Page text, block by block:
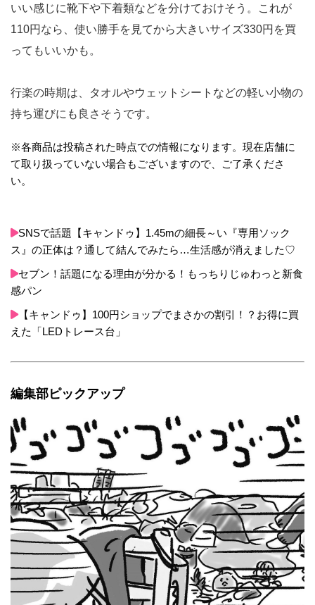
いい感じに靴下や下着類などを分けておけそう。これが
110円なら、使い勝手を見てから大きいサイズ330円を買
ってもいいかも。
行楽の時期は、タオルやウェットシートなどの軽い小物の
持ち運びにも良さそうです。
※各商品は投稿された時点での情報になります。現在店舗に
て取り扱っていない場合もございますので、ご了承くださ
い。
SNSで話題【キャンドゥ】1.45mの細長～い『専用ソック
ス』の正体は？通して結んでみたら…生活感が消えました♡
セブン！話題になる理由が分かる！もっちりじゅわっと新食
感パン
【キャンドゥ】100円ショップでまさかの割引！？お得に買
えた「LEDトレース台」
編集部ピックアップ